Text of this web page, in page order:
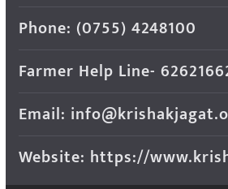
Phone: (0755) 4248100
Farmer Help Line-
Email:
Website: https://